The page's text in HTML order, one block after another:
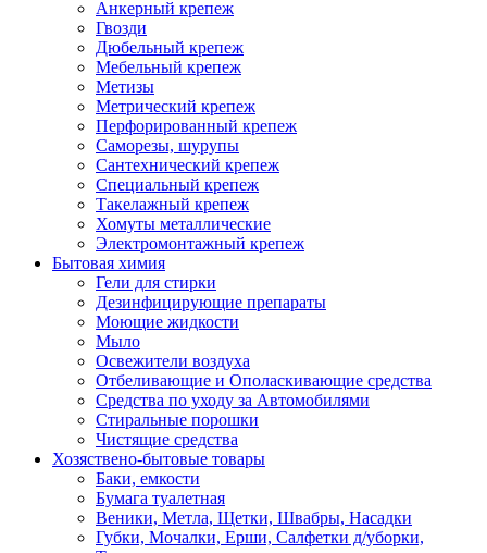
Анкерный крепеж
Гвозди
Дюбельный крепеж
Мебельный крепеж
Метизы
Метрический крепеж
Перфорированный крепеж
Саморезы, шурупы
Сантехнический крепеж
Специальный крепеж
Такелажный крепеж
Хомуты металлические
Электромонтажный крепеж
Бытовая химия
Гели для стирки
Дезинфицирующие препараты
Моющие жидкости
Мыло
Освежители воздуха
Отбеливающие и Ополаскивающие средства
Средства по уходу за Автомобилями
Стиральные порошки
Чистящие средства
Хозяствено-бытовые товары
Баки, емкости
Бумага туалетная
Веники, Метла, Щетки, Швабры, Насадки
Губки, Мочалки, Ерши, Салфетки д/уборки,